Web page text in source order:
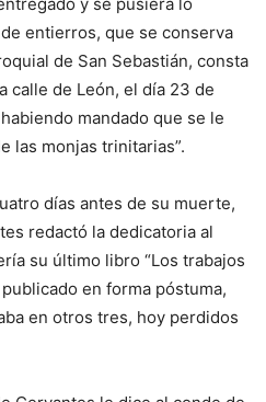
entierros, que se conserva
de San Sebastián, consta
calle de León, el día 23 de
mandado que se le
las monjas trinitarias”.
días antes de su muerte,
redactó la dedicatoria al
su último libro “Los trabajos
en forma póstuma,
en otros tres, hoy perdidos